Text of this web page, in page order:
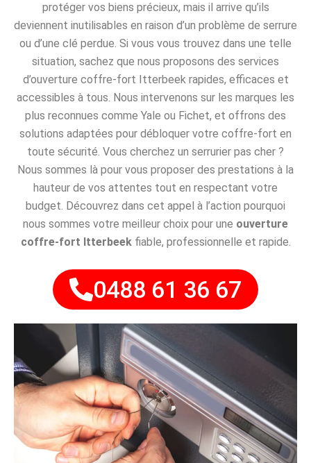
protéger vos biens précieux, mais il arrive qu’ils
deviennent inutilisables en raison d’un problème de serrure
ou d’une clé perdue. Si vous vous trouvez dans une telle
situation, sachez que nous proposons des services
d’ouverture coffre-fort Itterbeek rapides, efficaces et
accessibles à tous. Nous intervenons sur les marques les
plus reconnues comme Yale ou Fichet, et offrons des
solutions adaptées pour débloquer votre coffre-fort en
toute sécurité. Vous cherchez un serrurier pas cher ?
Nous sommes là pour vous proposer des prestations à la
hauteur de vos attentes tout en respectant votre
budget. Découvrez dans cet appel à l’action pourquoi
nous sommes votre meilleur choix pour une ouverture
coffre-fort Itterbeekfiable, professionnelle et rapide.
0488 61 36 67